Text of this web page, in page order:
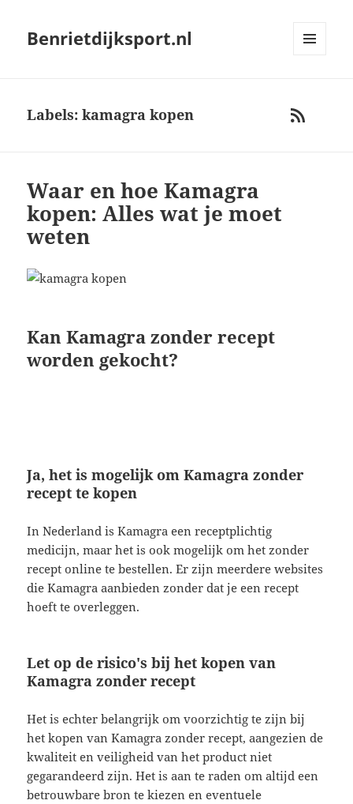
Benrietdijksport.nl
RSS
Labels: kamagra kopen
Waar en hoe Kamagra
kopen: Alles wat je moet
weten
Kan Kamagra zonder recept
worden gekocht?
Ja, het is mogelijk om Kamagra zonder
recept te kopen
In Nederland is Kamagra een receptplichtig
medicijn, maar het is ook mogelijk om het zonder
recept online te bestellen. Er zijn meerdere websites
die Kamagra aanbieden zonder dat je een recept
hoeft te overleggen.
Let op de risico's bij het kopen van
Kamagra zonder recept
Het is echter belangrijk om voorzichtig te zijn bij
het kopen van Kamagra zonder recept, aangezien de
kwaliteit en veiligheid van het product niet
gegarandeerd zijn. Het is aan te raden om altijd een
betrouwbare bron te kiezen en eventuele